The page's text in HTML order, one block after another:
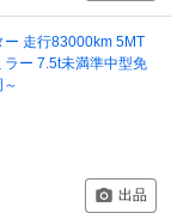
ー 走行83000km 5MT
ー 7.5t未満準中型免
～
出品